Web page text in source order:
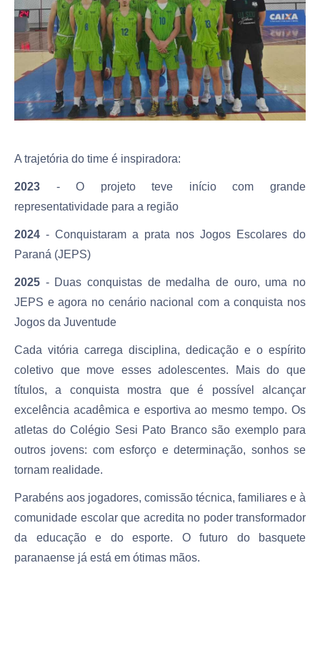
A trajetória do time é inspiradora:
2023 - O projeto teve início com grande
representatividade para a região
2024 - Conquistaram a prata nos Jogos Escolares do
Paraná (JEPS)
2025 - Duas conquistas de medalha de ouro, uma no
JEPS e agora no cenário nacional com a conquista nos
Jogos da Juventude
Cada vitória carrega disciplina, dedicação e o espírito
coletivo que move esses adolescentes. Mais do que
títulos, a conquista mostra que é possível alcançar
excelência acadêmica e esportiva ao mesmo tempo. Os
atletas do Colégio Sesi Pato Branco são exemplo para
outros jovens: com esforço e determinação, sonhos se
tornam realidade.
Parabéns aos jogadores, comissão técnica, familiares e à
comunidade escolar que acredita no poder transformador
da educação e do esporte. O futuro do basquete
paranaense já está em ótimas mãos.